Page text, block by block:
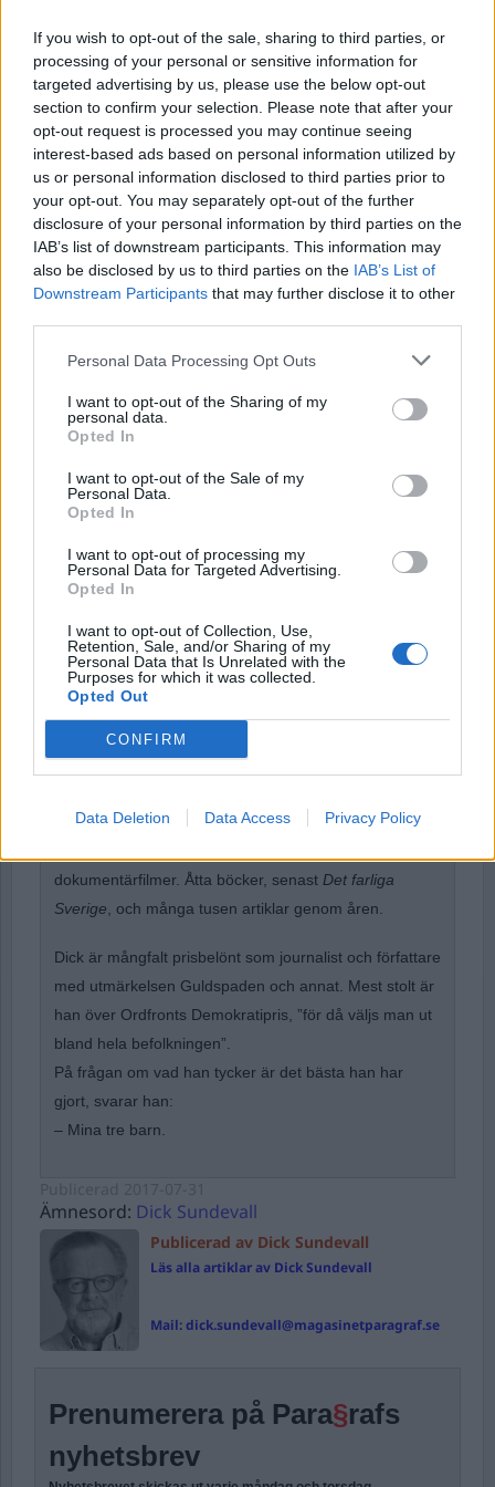
If you wish to opt-out of the sale, sharing to third parties, or
processing of your personal or sensitive information for
targeted advertising by us, please use the below opt-out
section to confirm your selection. Please note that after your
opt-out request is processed you may continue seeing
interest-based ads based on personal information utilized by
us or personal information disclosed to third parties prior to
your opt-out. You may separately opt-out of the further
disclosure of your personal information by third parties on the
IAB’s list of downstream participants. This information may
also be disclosed by us to third parties on the IAB’s List of
Downstream Participants that may further disclose it to other
Personal Data Processing Opt Outs
I want to opt-out of the Sharing of my
personal data.
Opted In
I want to opt-out of the Sale of my
Personal Data.
Opted In
I want to opt-out of processing my
Personal Data for Targeted Advertising.
Opted In
I want to opt-out of Collection, Use,
Retention, Sale, and/or Sharing of my
Personal Data that Is Unrelated with the
Purposes for which it was collected.
Opted Out
CONFIRM
Data Deletion Data Access Privacy Policy
Börja prenumerera för att läsa detta innehåll.
Starta din prenumerationhär
Eller logga in på ditt konto nedan:
Username or E-mail
Remember Me
Forgot Password
Stöd Para§rafs bevakning av rättssäkerheten
Dick Sundevallär Para§rafs chefredaktör men hans
krönikor och debattartiklar är inga ledare, utan högst
privata tankar och funderingar.
I närmare 40 år har han arbetat med rätts- och
dokumentärfilmer. Åtta böcker, senast Det farliga
Sverige , och många tusen artiklar genom åren.
Dick är mångfalt prisbelönt som journalist och författare
med utmärkelsen Guldspaden och annat. Mest stolt är
han över Ordfronts Demokratipris, ”för då väljs man ut
bland hela befolkningen”.
På frågan om vad han tycker är det bästa han har
gjort, svarar han:
– Mina tre barn.
Ämnesord: Dick Sundevall
Publicerad av Dick Sundevall
Läs alla artiklar av Dick Sundevall
Mail:dick.sundevall@magasinetparagraf.se
Prenumerera på Para§rafs
nyhetsbrev